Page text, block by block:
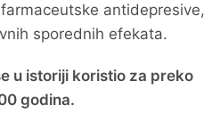
antidepresive,
sporednih efekata.
u istoriji koristio za preko
godina.